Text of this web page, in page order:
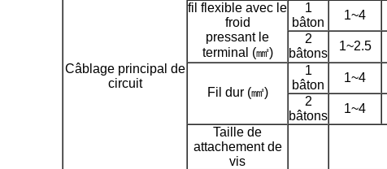
Câblage principal de
circuit
fil flexible avec le
froid
pressant le
terminal (㎟)
1
bâton
1~4
2
bâtons
1~2.5
Fil dur (㎟)
1
bâton
1~4
2
bâtons
1~4
Taille de
attachement de
vis